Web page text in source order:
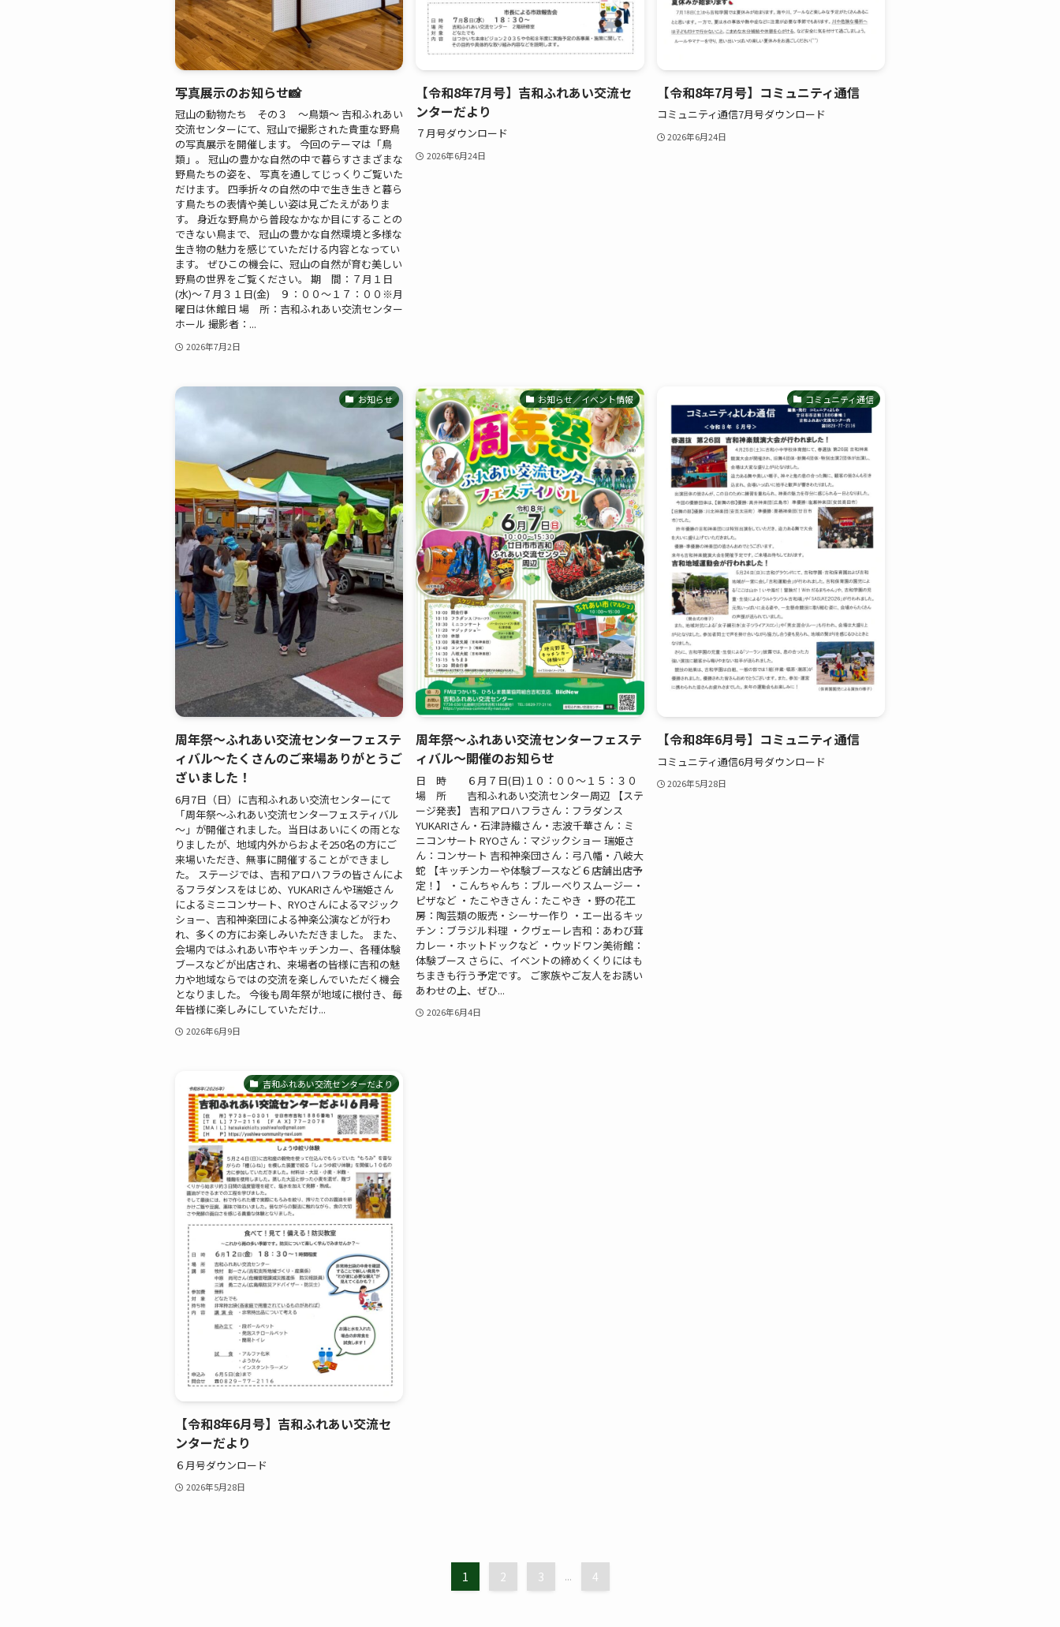
写真展示のお知らせ📸
冠山の動物たち その３ ～鳥類～ 吉和ふれあい
交流センターにて、冠山で撮影された貴重な野鳥
の写真展示を開催します。 今回のテーマは「鳥
類」。 冠山の豊かな自然の中で暮らすさまざまな
野鳥たちの姿を、 写真を通してじっくりご覧いた
だけます。 四季折々の自然の中で生き生きと暮ら
す鳥たちの表情や美しい姿は見ごたえがありま
す。 身近な野鳥から普段なかなか目にすることの
できない鳥まで、 冠山の豊かな自然環境と多様な
生き物の魅力を感じていただける内容となってい
ます。 ぜひこの機会に、冠山の自然が育む美しい
野鳥の世界をご覧ください。 期 間：７月１日
(水)～７月３１日(金) ９：００～１７：００※月
曜日は休館日 場 所：吉和ふれあい交流センター
ホール 撮影者：...
2026年7月2日
【令和8年7月号】吉和ふれあい交流セ
ンターだより
７月号ダウンロード
2026年6月24日
【令和8年7月号】コミュニティ通信
コミュニティ通信7月号ダウンロード
2026年6月24日
お知らせ
周年祭～ふれあい交流センターフェステ
ィバル～たくさんのご来場ありがとうご
ざいました！
6月7日（日）に吉和ふれあい交流センターにて
「周年祭～ふれあい交流センターフェスティバル
～」が開催されました。当日はあいにくの雨とな
りましたが、地域内外からおよそ250名の方にご
来場いただき、無事に開催することができまし
た。 ステージでは、吉和アロハフラの皆さんによ
るフラダンスをはじめ、YUKARIさんや瑞姫さん
によるミニコンサート、RYOさんによるマジック
ショー、吉和神楽団による神楽公演などが行わ
れ、多くの方にお楽しみいただきました。 また、
会場内ではふれあい市やキッチンカー、各種体験
ブースなどが出店され、来場者の皆様に吉和の魅
力や地域ならではの交流を楽しんでいただく機会
となりました。 今後も周年祭が地域に根付き、毎
年皆様に楽しみにしていただけ...
2026年6月9日
お知らせ／イベント情報
周年祭～ふれあい交流センターフェステ
ィバル～開催のお知らせ
日 時 ６月７日(日)１０：００～１５：３０
場 所 吉和ふれあい交流センター周辺 【ステ
ージ発表】 吉和アロハフラさん：フラダンス
YUKARIさん・石津詩織さん・志波千華さん：ミ
ニコンサート RYOさん：マジックショー 瑞姫さ
ん：コンサート 吉和神楽団さん：弓八幡・八岐大
蛇 【キッチンカーや体験ブースなど６店舗出店予
定！】 ・こんちゃんち：ブルーべりスムージー・
ピザなど ・たこやきさん：たこやき ・野の花工
房：陶芸類の販売・シーサー作り ・エー出るキッ
チン：ブラジル料理 ・クヴェーレ吉和：あわび茸
カレー・ホットドックなど ・ウッドワン美術館：
体験ブース さらに、イベントの締めくくりにはも
ちまきも行う予定です。 ご家族やご友人をお誘い
あわせの上、ぜひ...
2026年6月4日
コミュニティ通信
【令和8年6月号】コミュニティ通信
コミュニティ通信6月号ダウンロード
2026年5月28日
吉和ふれあい交流センターだより
【令和8年6月号】吉和ふれあい交流セ
ンターだより
６月号ダウンロード
2026年5月28日
1 2 3 ... 4